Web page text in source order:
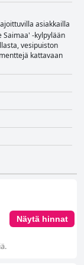
asiakkailla
Saimaa' -kylpylään
vesipuiston
kattavaan
Näytä hinnat